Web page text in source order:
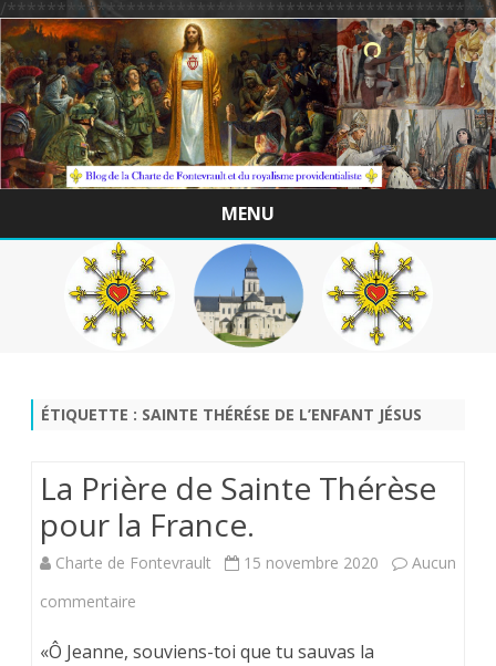
/
MENU
Skip
to
content
ÉTIQUETTE : SAINTE THÉRÉSE DE L’ENFANT JÉSUS
La Prière de Sainte Thérèse
pour la France.
Charte de Fontevrault 15 novembre 2020
Aucun
commentaire
«Ô Jeanne, souviens-toi que tu sauvas la